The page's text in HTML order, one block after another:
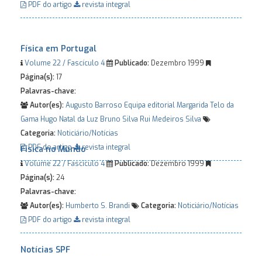
PDF do artigo
revista integral
Física em Portugal
Volume 22 / Fascículo 4 Publicado: Dezembro 1999
Página(s):17
Palavras-chave:
Autor(es):Augusto Barroso Equipa editorialMargarida Telo da
Gama Hugo Natal da Luz Bruno Silva Rui Medeiros Silva
Categoria: Noticiário/Notícias
PDF do artigo
revista integral
Física no Mundo
Volume 22 / Fascículo 4 Publicado:Dezembro 1999
Página(s):24
Palavras-chave:
Autor(es): Humberto S. Brandi Categoria: Noticiário/Notícias
PDF do artigo
revista integral
Notícias SPF